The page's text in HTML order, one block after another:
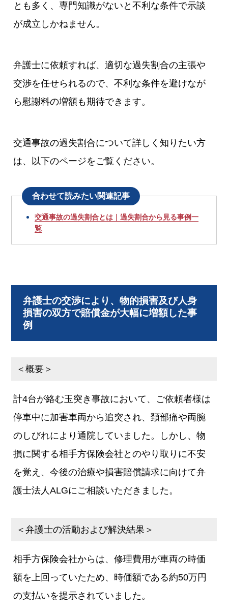
とも多く、専門知識がないと不利な条件で示談
が成立しかねません。
弁護士に依頼すれば、適切な過失割合の主張や
交渉を任せられるので、不利な条件を避けなが
ら慰謝料の増額も期待できます。
交通事故の過失割合について詳しく知りたい方
は、以下のページをご覧ください。
合わせて読みたい関連記事
交通事故の過失割合とは｜過失割合から見る事例一
覧
弁護士の交渉により、物的損害及び人身
損害の双方で賠償金が大幅に増額した事
例
＜概要＞
計4台が絡む玉突き事故において、ご依頼者様は
停車中に加害車両から追突され、頚部痛や両腕
のしびれにより通院していました。しかし、物
損に関する相手方保険会社とのやり取りに不安
を覚え、今後の治療や損害賠償請求に向けて弁
護士法人ALGにご相談いただきました。
＜弁護士の活動および解決結果＞
相手方保険会社からは、修理費用が車両の時価
額を上回っていたため、時価額である約50万円
の支払いを提示されていました。